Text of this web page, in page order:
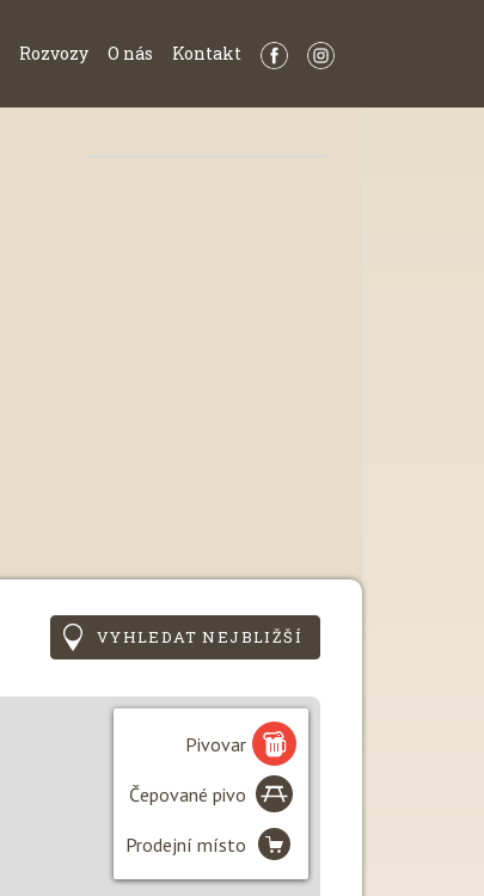
Rozvozy O nás Kontakt
VYHLEDAT NEJBLIŽŠÍ
Pivovar
Čepované pivo
Prodejní místo